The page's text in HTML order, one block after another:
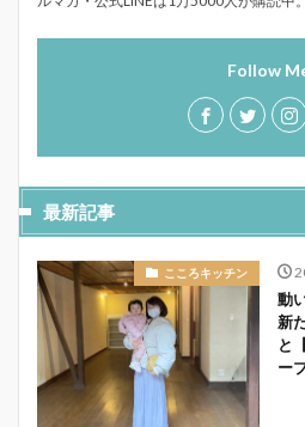
Follow
最新記事
こころキッチン
動
新
と
ー